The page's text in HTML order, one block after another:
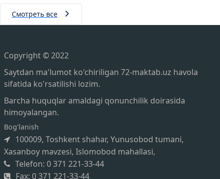
Смотреть все
Copyright © 2022
Saytdan ma'lumot ko'chiriligan 72-maktab.uz havola
sifatida ko'rsatilishi lozim.
Barcha huquqlar amaldagi qonunchilik doirasida
himoyalangan.
Bog'lanish
100009, Toshkent shahar, Yunusobod tumani,
Xasanboy mavzesi, Islomobod mahallasi,
Telefon: 0 371 221-33-44
Fax: 0 371 221-33-44